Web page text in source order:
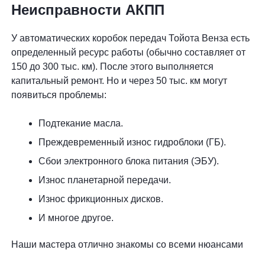
Неисправности АКПП
У автоматических коробок передач Тойота Венза есть
определенный ресурс работы (обычно составляет от
150 до 300 тыс. км). После этого выполняется
капитальный ремонт. Но и через 50 тыс. км могут
появиться проблемы:
Подтекание масла.
Преждевременный износ гидроблоки (ГБ).
Сбои электронного блока питания (ЭБУ).
Износ планетарной передачи.
Износ фрикционных дисков.
И многое другое.
Наши мастера отлично знакомы со всеми нюансами